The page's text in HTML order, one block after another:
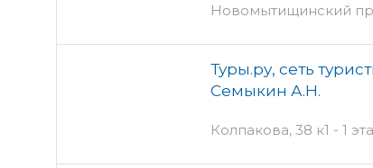
Новомытищинский
Туры.ру, сеть
Семыкин А.Н.
Колпакова, 38 к1 - 1